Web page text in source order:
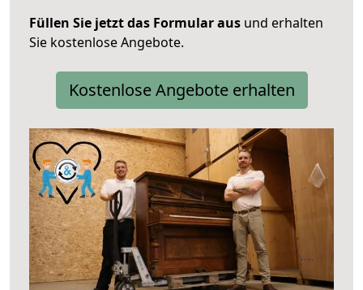
Füllen Sie jetzt das Formular aus und erhalten
Sie kostenlose Angebote.
Kostenlose Angebote erhalten